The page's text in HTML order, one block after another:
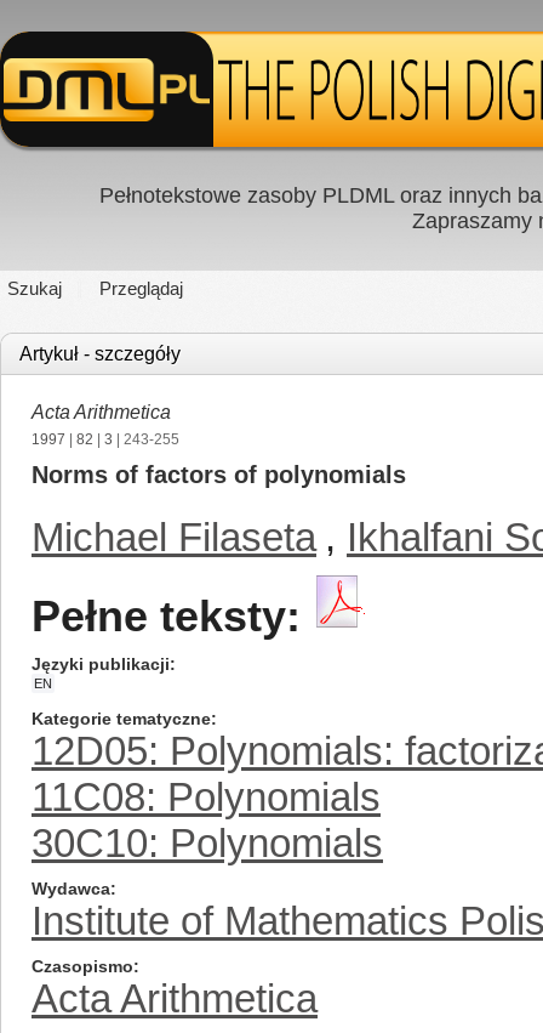
Pełnotekstowe zasoby PLDML oraz innych
Zapraszamy
Szukaj Przeglądaj
Artykuł - szczegóły
Acta Arithmetica
1997 82 3 | 243-255
Norms of factors of polynomials
Michael Filaseta , Ikhalfani
Pełne teksty:
Języki publikacji
EN
Kategorie tematyczne
12D05: Polynomials:
11C08: Polynomials
30C10: Polynomials
Wydawca
Institute of Mathematics
Czasopismo
Acta Arithmetica